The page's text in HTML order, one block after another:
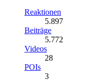
Reaktionen
5.897
Beiträge
5.772
Videos
28
POIs
3